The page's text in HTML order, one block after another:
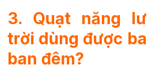
3. Quạt năng
trời dùng được
ban đêm?